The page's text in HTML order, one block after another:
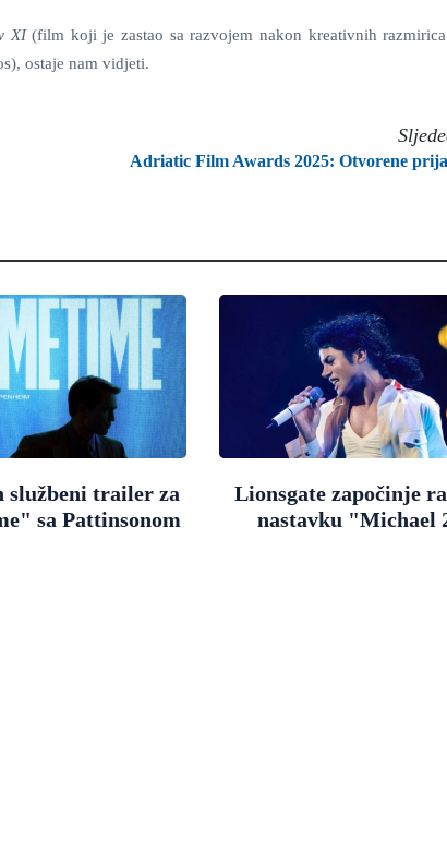
XI(film koji je zastao sa razvojem nakon kreativnih
ostaje nam vidjeti.
Adriatic Film Awards 2025: Otvorene
službeni trailer za
sa Pattinsonom
Lionsgate započinje
nastavku "Michael